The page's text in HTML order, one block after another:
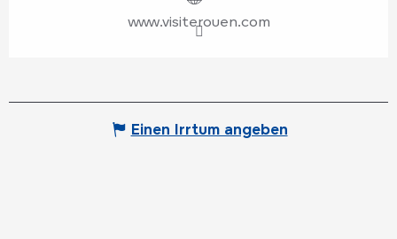
www.visiterouen.com
Einen Irrtum angeben